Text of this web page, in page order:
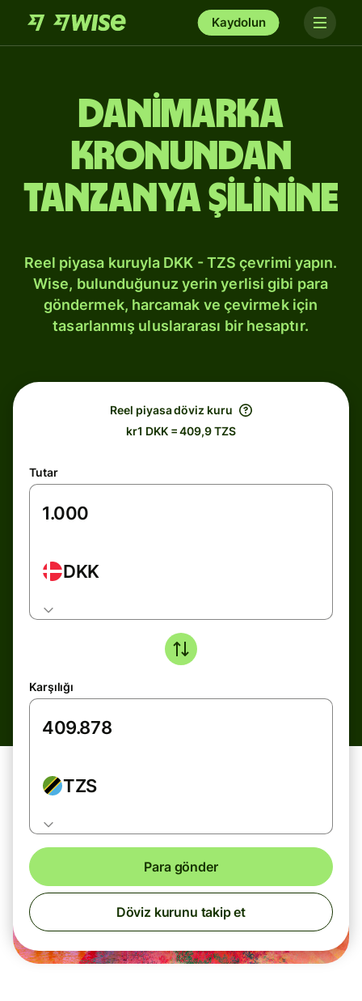
Kaydolun
Danimarka
kronundan
Tanzanya şilinine
Reel piyasa kuruyla DKK - TZS çevrimi yapın.
Wise, bulunduğunuz yerin yerlisi gibi para
göndermek, harcamak ve çevirmek için
tasarlanmış uluslararası bir hesaptır.
Reel piyasa döviz kuru
kr1 DKK = 409,9 TZS
Tutar
DKK
Karşılığı
TZS
Para gönder
Döviz kurunu takip et